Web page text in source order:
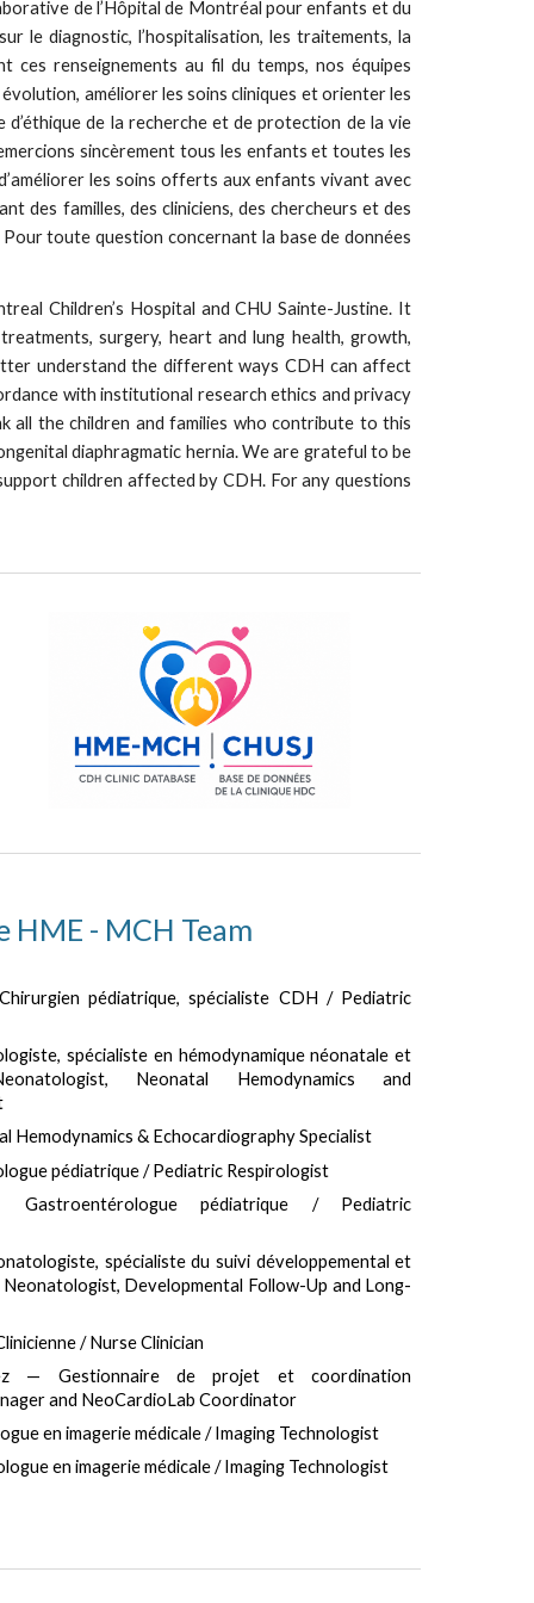
de l’Hôpital de Montréal pour enfants et du
le diagnostic, l’hospitalisation, les traitements, la
renseignements au fil du temps, nos équipes
améliorer les soins cliniques et orienter les
de la recherche et de protection de la vie
sincèrement tous les enfants et toutes les
les soins offerts aux enfants vivant avec
des familles, des cliniciens, des chercheurs et des
toute question concernant la base de données
Children’s Hospital and CHU Sainte-Justine. It
surgery, heart and lung health, growth,
understand the different ways CDH can affect
with institutional research ethics and privacy
all the children and families who contribute to this
diaphragmatic hernia. We are grateful to be
children affected by CDH. For any questions
HME - MCH Team
pédiatrique, spécialiste CDH / Pediatric
spécialiste en hémodynamique néonatale et
Neonatal Hemodynamics and
Hemodynamics & Echocardiography Specialist
pédiatrique / Pediatric Respirologist
pédiatrique / Pediatric
spécialiste du suivi développemental et
Developmental Follow-Up and Long-
/ Nurse Clinician
— Gestionnaire de projet et coordination
and NeoCardioLab Coordinator
en imagerie médicale / Imaging Technologist
en imagerie médicale / Imaging Technologist